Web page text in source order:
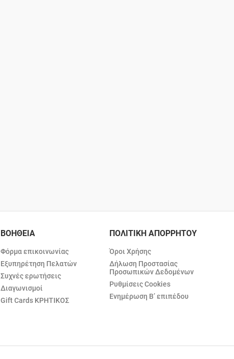
ΒΟΗΘΕΙΑ
Φόρμα επικοινωνίας
Εξυπηρέτηση Πελατών
Συχνές ερωτήσεις
Διαγωνισμοί
Gift Cards ΚΡΗΤΙΚΟΣ
ΠΟΛΙΤΙΚΗ ΑΠΟΡΡΗΤΟΥ
Όροι Χρήσης
Δήλωση Προστασίας
Προσωπικών Δεδομένων
Ρυθμίσεις Cookies
Ενημέρωση Β’ επιπέδου